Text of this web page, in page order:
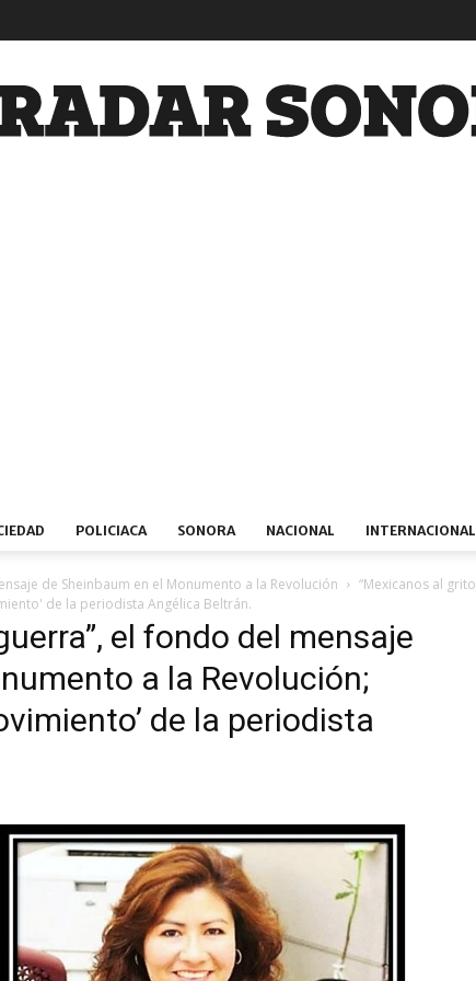
POLICIACA SONORA NACIONAL INTERNACIONAL
de Sheinbaum en el Monumento a la Revolución
“Mexicanos al
de la periodista Angélica Beltrán.
el fondo del mensaje
a la Revolución;
de la periodista